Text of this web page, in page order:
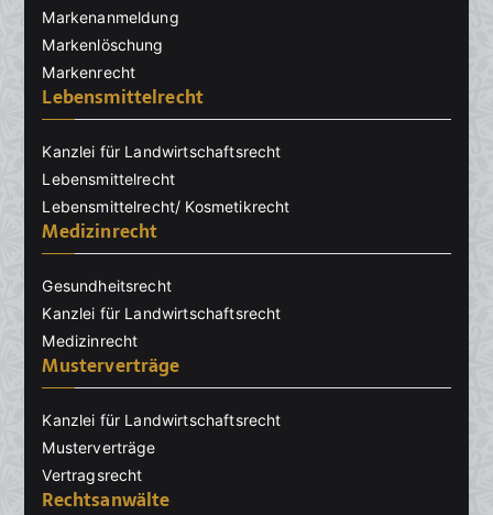
Markenanmeldung
Markenlöschung
Markenrecht
Lebensmittelrecht
Kanzlei für Landwirtschaftsrecht
Lebensmittelrecht
Lebensmittelrecht/ Kosmetikrecht
Medizinrecht
Gesundheitsrecht
Kanzlei für Landwirtschaftsrecht
Medizinrecht
Musterverträge
Kanzlei für Landwirtschaftsrecht
Musterverträge
Vertragsrecht
Rechtsanwälte